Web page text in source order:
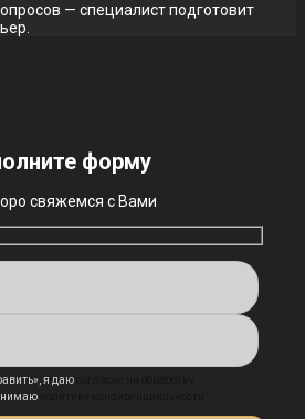
— специалист подготовит
форму
свяжемся с Вами
я даю